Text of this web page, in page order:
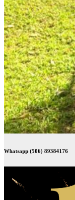
Whatsapp (506) 89384176